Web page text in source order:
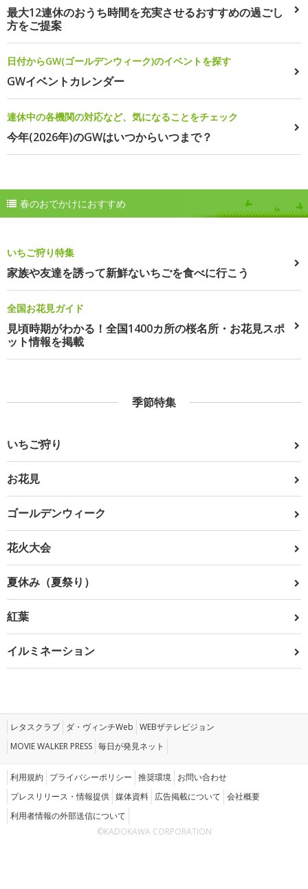
最大12連休のおうち時間を充実させるおすすめの過ごし
方をご提案
日付からGW(ゴールデンウィーク)のイベントを探す
GWイベントカレンダー
連休中の各機関の対応など、気になることをチェック
今年(2026年)のGWはいつからいつまで？
春のおでかけにおすすめ
いちご狩り特集
家族や友達を誘って新鮮ないちごを食べに行こう
全国お花見ガイド
見頃時期がわかる！全国1400カ所の桜名所・お花見スポ
ット情報を掲載
季節特集
いちご狩り
お花見
ゴールデンウィーク
花火大会
夏休み（夏祭り）
紅葉
イルミネーション
レタスクラブ ダ・ヴィンチWeb WEBザテレビジョン
MOVIE WALKER PRESS 毎日が発見ネット
利用規約 プライバシーポリシー 推奨環境 お問い合わせ
プレスリリース・情報提供 媒体資料 広告掲載について 会社概要
利用者情報の外部送信について
©KADOKAWA CORPORATION